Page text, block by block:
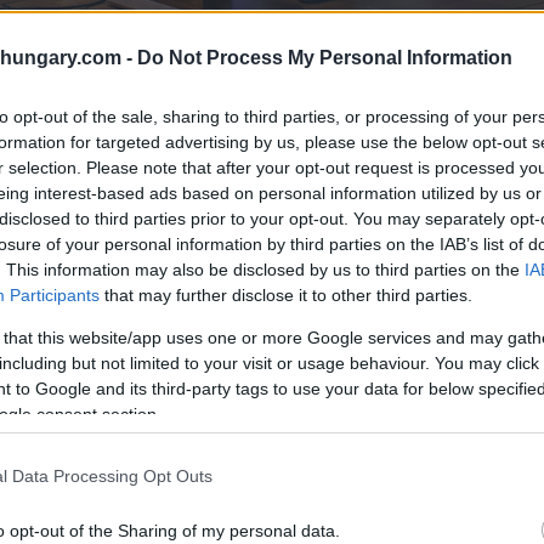
- Do Not Process My Personal Information
opt-out of the sale, sharing to third parties, or processing of your
for targeted advertising by us, please use the below opt-out
selection. Please note that after your opt-out request is processed
interest-based ads based on personal information utilized by us
to third parties prior to your opt-out. You may separately
of your personal information by third parties on the IAB’s list of
This information may also be disclosed by us to third parties on the
Participants that may further disclose it to other third parties.
that this website/app uses one or more Google services and may
but not limited to your visit or usage behaviour. You may
to Google and its third-party tags to use your data for below
consent section.
Data Processing Opt Outs
opt-out of the Sharing of my personal data.
del governo ungherese del 30 ottobre 2024.
un periodo di cinque anni, ha detto.
la nascita del primo figlio dei mutuatari Dopo la
ulteriori due anni e la metà del capitale sarà
sarà perdonato per intero.
se il PPE può confutare le
popolare europeo sarà in grado di confutare le
“Siamo interessati a vedere se le accuse sono
non solo all’interno delle sue fila, ma anche